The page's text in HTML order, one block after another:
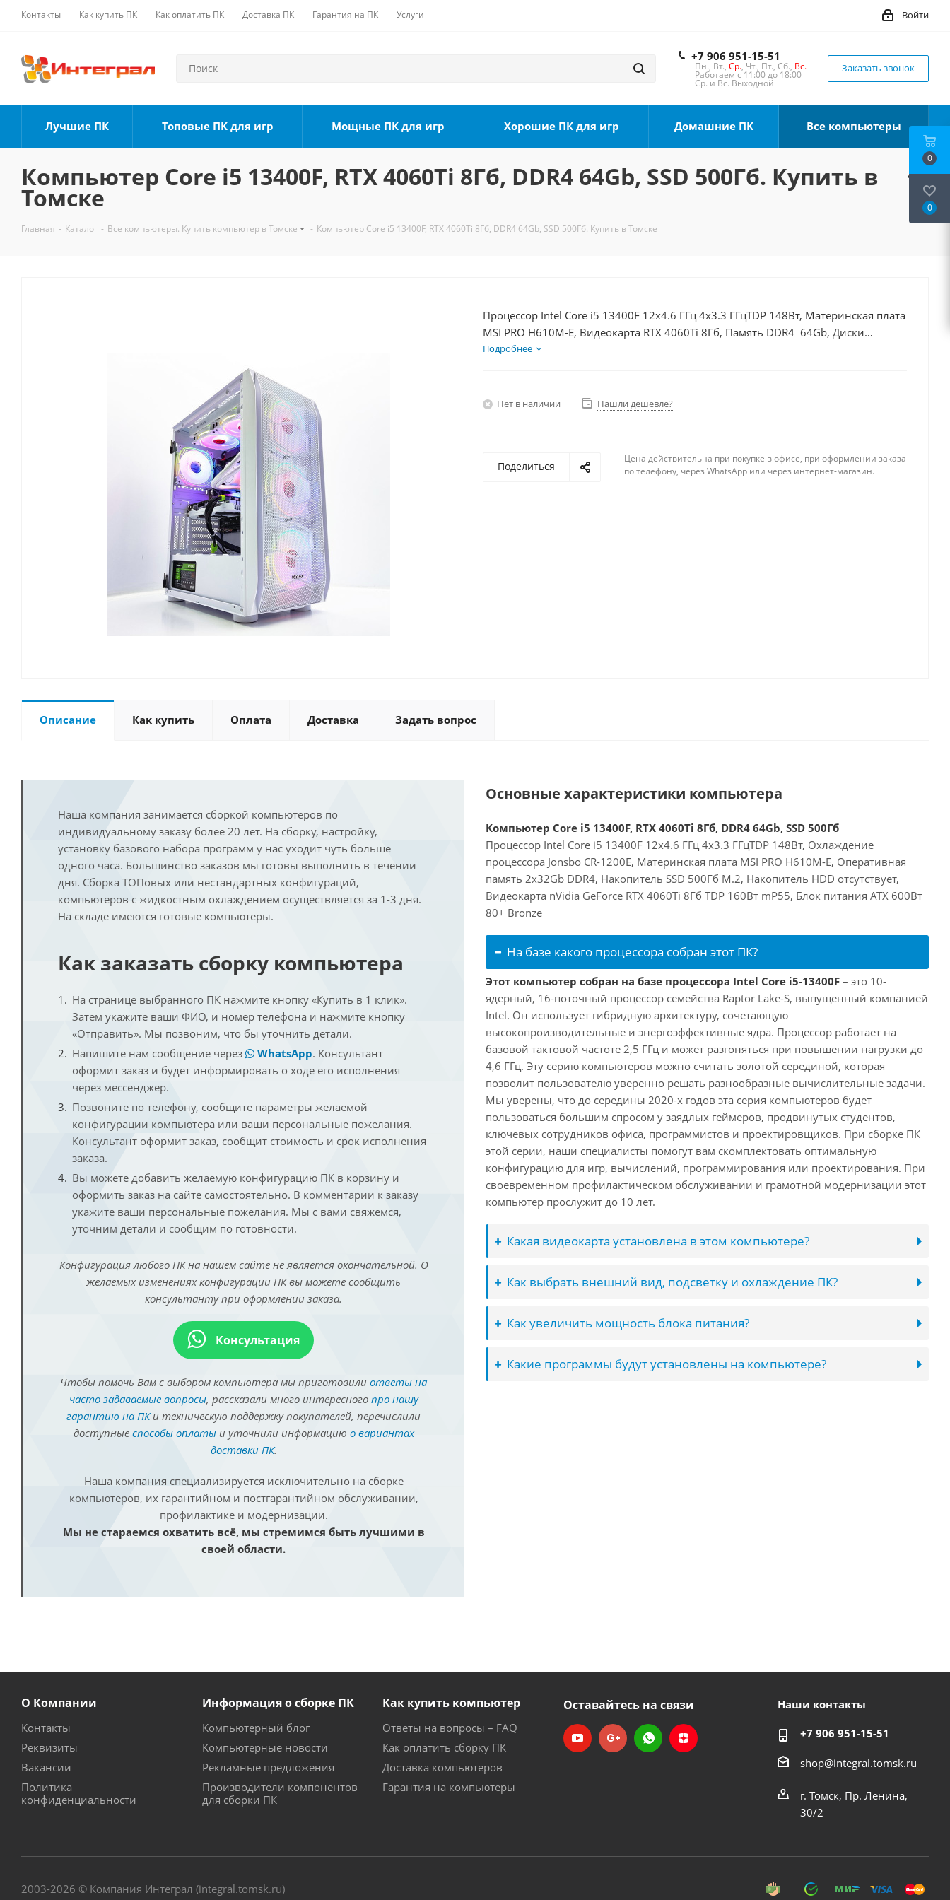
Контакты Как купить ПК Как оплатить ПК Доставка ПК Гарантия на ПК Услуги Войти
+7 906 951-15-51
Пн., Вт., Ср., Чт., Пт., Сб., Вс.
Работаем с 11:00 до 18:00
Ср. и Вс. Выходной
Заказать звонок
Лучшие ПК Топовые ПК для игр Мощные ПК для игр Хорошие ПК для игр Домашние ПК Все компьютеры
Компьютер Core i5 13400F, RTX 4060Ti 8Гб, DDR4 64Gb, SSD 500Гб. Купить в
Томске
Главная - Каталог - Все компьютеры. Купить компьютер в Томске - Компьютер Core i5 13400F, RTX 4060Ti 8Гб, DDR4 64Gb, SSD 500Гб. Купить в Томске
Процессор Intel Core i5 13400F 12x4.6 ГГц 4x3.3 ГГцTDP 148Вт, Материнская плата
MSI PRO H610M-E, Видеокарта RTX 4060Ti 8Гб, Память DDR4 64Gb, Диски
SSD 500Гб, БП 600Вт
Подробнее
Нет в наличии Нашли дешевле?
Поделиться
Цена действительна при покупке в офисе, при оформлении заказа
по телефону, через WhatsApp или через интернет-магазин.
Описание Как купить Оплата Доставка Задать вопрос
Наша компания занимается сборкой компьютеров по
индивидуальному заказу более 20 лет. На сборку, настройку,
установку базового набора программ у нас уходит чуть больше
одного часа. Большинство заказов мы готовы выполнить в течении
дня. Сборка ТОПовых или нестандартных конфигураций,
компьютеров с жидкостным охлаждением осуществляется за 1-3 дня.
На складе имеются готовые компьютеры.
Как заказать сборку компьютера
На странице выбранного ПК нажмите кнопку «Купить в 1 клик».
Затем укажите ваши ФИО, и номер телефона и нажмите кнопку
«Отправить». Мы позвоним, что бы уточнить детали.
Напишите нам сообщение через
WhatsApp. Консультант
оформит заказ и будет информировать о ходе его исполнения
через мессенджер.
Позвоните по телефону, сообщите параметры желаемой
конфигурации компьютера или ваши персональные пожелания.
Консультант оформит заказ, сообщит стоимость и срок исполнения
заказа.
Вы можете добавить желаемую конфигурацию ПК в корзину и
оформить заказ на сайте самостоятельно. В комментарии к заказу
укажите ваши персональные пожелания. Мы с вами свяжемся,
уточним детали и сообщим по готовности.
Конфигурация любого ПК на нашем сайте не является окончательной. О
желаемых изменениях конфигурации ПК вы можете сообщить
консультанту при оформлении заказа.
Консультация
Чтобы помочь Вам с выбором компьютера мы приготовили ответы на
часто задаваемые вопросы, рассказали много интересного про нашу
гарантию на ПКи техническую поддержку покупателей, перечислили
доступные способы оплатыи уточнили информацию о вариантах
доставки ПК.
Наша компания специализируется исключительно на сборке
компьютеров, их гарантийном и постгарантийном обслуживании,
профилактике и модернизации.
Мы не стараемся охватить всё, мы стремимся быть лучшими в
своей области.
Основные характеристики компьютера
Компьютер Core i5 13400F, RTX 4060Ti 8Гб, DDR4 64Gb, SSD 500Гб
Процессор Intel Core i5 13400F 12x4.6 ГГц 4x3.3 ГГцTDP 148Вт, Охлаждение
процессора Jonsbo CR-1200E, Материнская плата MSI PRO H610M-E, Оперативная
память 2x32Gb DDR4, Накопитель SSD 500Гб M.2, Накопитель HDD отсутствует,
Видеокарта nVidia GeForce RTX 4060Ti 8Гб TDP 160Вт mP55, Блок питания ATX 600Вт
80+ Bronze
На базе какого процессора собран этот ПК?
Этот компьютер собран на базе процессора Intel Core i5-13400F – это 10-
ядерный, 16-поточный процессор семейства Raptor Lake-S, выпущенный компанией
Intel. Он использует гибридную архитектуру, сочетающую
высокопроизводительные и энергоэффективные ядра. Процессор работает на
базовой тактовой частоте 2,5 ГГц и может разгоняться при повышении нагрузки до
4,6 ГГц. Эту серию компьютеров можно считать золотой серединой, которая
позволит пользователю уверенно решать разнообразные вычислительные задачи.
Мы уверены, что до середины 2020-х годов эта серия компьютеров будет
пользоваться большим спросом у заядлых геймеров, продвинутых студентов,
ключевых сотрудников офиса, программистов и проектировщиков. При сборке ПК
этой серии, наши специалисты помогут вам скомплектовать оптимальную
конфигурацию для игр, вычислений, программирования или проектирования. При
своевременном профилактическом обслуживании и грамотной модернизации этот
компьютер прослужит до 10 лет.
Какая видеокарта установлена в этом компьютере?
Как выбрать внешний вид, подсветку и охлаждение ПК?
Как увеличить мощность блока питания?
Какие программы будут установлены на компьютере?
О Компании
Контакты
Реквизиты
Вакансии
Политика
конфиденциальности
Информация о сборке ПК
Компьютерный блог
Компьютерные новости
Рекламные предложения
Производители компонентов
для сборки ПК
Как купить компьютер
Ответы на вопросы – FAQ
Как оплатить сборку ПК
Доставка компьютеров
Гарантия на компьютеры
Оставайтесь на связи Наши контакты
+7 906 951-15-51
shop@integral.tomsk.ru
г. Томск, Пр. Ленина,
30/2
2003-2026 © Компания Интеграл (integral.tomsk.ru)
0
0